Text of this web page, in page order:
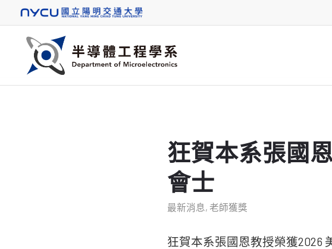
狂賀本系張國
會士
最新消息, 老師獲獎
狂賀本系張國恩教授榮獲2026